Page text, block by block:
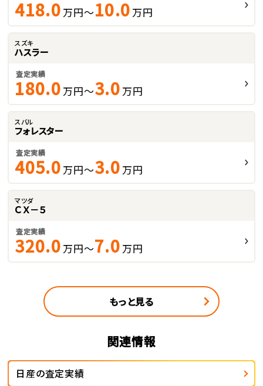
418.0 万円～10.0 万円
スズキ
ハスラー
査定実績
180.0 万円～3.0 万円
スバル
フォレスター
査定実績
405.0 万円～3.0 万円
マツダ
ＣＸ－５
査定実績
320.0 万円～7.0 万円
もっと見る
関連情報
日産の査定実績